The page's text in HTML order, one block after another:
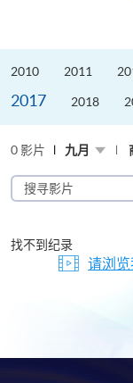
2010 2011
2017 2018
0 影片 九月
搜
寻
片
找不到纪录
请浏